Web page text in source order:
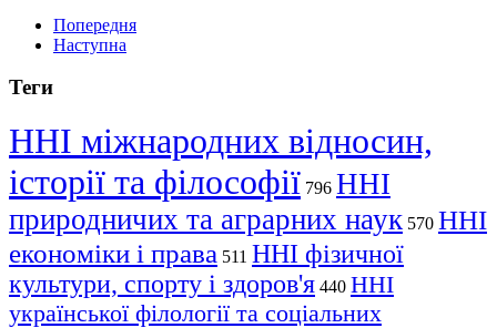
Попередня
Наступна
Теги
ННІ міжнародних відносин,
історії та філософії 796 ННІ
природничих та аграрних наук 570 ННІ
економіки і права 511 ННІ фізичної
культури, спорту і здоров'я 440 ННІ
української філології та соціальних